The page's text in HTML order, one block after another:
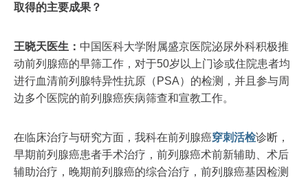
取得的主要成果？
王晓天医生： 中国医科大学附属盛京医院泌尿外科积极推
动前列腺癌的早筛工作，对于50岁以上门诊或住院患者均
进行血清前列腺特异性抗原（PSA）的检测，并且参与周
边多个医院的前列腺癌疾病筛查和宣教工作。
在临床治疗与研究方面，我科在前列腺癌穿刺活检诊断，
早期前列腺癌患者手术治疗，前列腺癌术前新辅助、术后
辅助治疗，晚期前列腺癌的综合治疗，前列腺癌基因检测